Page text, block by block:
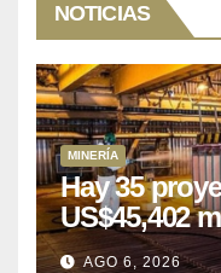
NOTICIAS
MINERÍA
Hay 35
US$45,402
puede
AGO 6, 2026